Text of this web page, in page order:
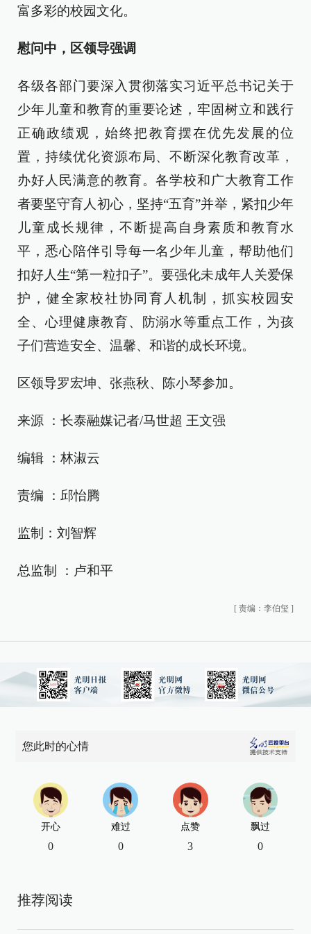
富多彩的校园文化。
慰问中，区领导强调
各级各部门要深入贯彻落实习近平总书记关于
少年儿童和教育的重要论述，牢固树立和践行
正确政绩观，始终把教育摆在优先发展的位
置，持续优化资源布局、不断深化教育改革，
办好人民满意的教育。各学校和广大教育工作
者要坚守育人初心，坚持“五育”并举，紧扣少年
儿童成长规律，不断提高自身素质和教育水
平，悉心陪伴引导每一名少年儿童，帮助他们
扣好人生“第一粒扣子”。要强化未成年人关爱保
护，健全家校社协同育人机制，抓实校园安
全、心理健康教育、防溺水等重点工作，为孩
子们营造安全、温馨、和谐的成长环境。
区领导罗宏坤、张燕秋、陈小琴参加。
来源 ：长泰融媒记者/马世超 王文强
编辑 ：林淑云
责编 ：邱怡腾
监制：刘智辉
总监制 ：卢和平
[ 责编：李伯玺 ]
您此时的心情
开心
0
难过
0
点赞
3
飘过
0
推荐阅读